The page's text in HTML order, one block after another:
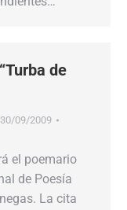
de
30/09/2009
el poemario
de Poesía
La cita